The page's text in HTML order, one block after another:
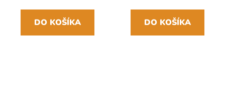
DO KOŠÍKA DO KOŠÍKA